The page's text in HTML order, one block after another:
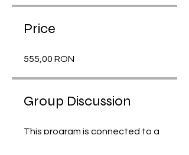
Price
555,00 RON
Group Discussion
This program is connected to a